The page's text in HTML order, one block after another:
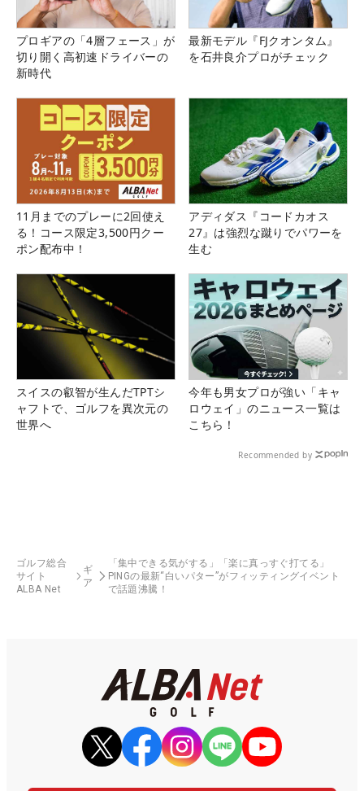
プロギアの「4層フェース」が
切り開く高初速ドライバーの
新時代
最新モデル『FJクオンタム』
を石井良介プロがチェック
11月までのプレーに2回使え
る！コース限定3,500円クー
ポン配布中！
アディダス『コードカオス
27』は強烈な蹴りでパワーを
生む
スイスの叡智が生んだTPTシ
ャフトで、ゴルフを異次元の
世界へ
今年も男女プロが強い「キャ
ロウェイ」のニュース一覧は
こちら！
Recommended by
ゴルフ総合
サイト
ALBA Net
ギ
ア
「集中できる気がする」「楽に真っすぐ打てる」
PINGの最新“白いパター”がフィッティングイベント
で話題沸騰！